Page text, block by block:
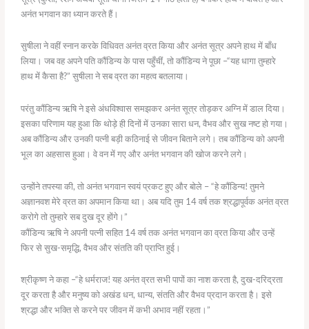
अनंत भगवान का ध्यान करते हैं।
सुषीला ने वहीं स्नान करके विधिवत अनंत व्रत किया और अनंत सूत्र अपने हाथ में बाँध
लिया। जब वह अपने पति कौंडिन्य के पास पहुँचीं, तो कौंडिन्य ने पूछा –“यह धागा तुम्हारे
हाथ में कैसा है?” सुषीला ने सब व्रत का महत्व बतलाया।
परंतु कौंडिन्य ऋषि ने इसे अंधविश्वास समझकर अनंत सूत्र तोड़कर अग्नि में डाल दिया।
इसका परिणाम यह हुआ कि थोड़े ही दिनों में उनका सारा धन, वैभव और सुख नष्ट हो गया।
अब कौंडिन्य और उनकी पत्नी बड़ी कठिनाई से जीवन बिताने लगे। तब कौंडिन्य को अपनी
भूल का अहसास हुआ। वे वन में गए और अनंत भगवान की खोज करने लगे।
उन्होंने तपस्या की, तो अनंत भगवान स्वयं प्रकट हुए और बोले – “हे कौंडिन्य! तुमने
अज्ञानवश मेरे व्रत का अपमान किया था। अब यदि तुम 14 वर्ष तक श्रद्धापूर्वक अनंत व्रत
करोगे तो तुम्हारे सब दुख दूर होंगे।”
कौंडिन्य ऋषि ने अपनी पत्नी सहित 14 वर्ष तक अनंत भगवान का व्रत किया और उन्हें
फिर से सुख-समृद्धि, वैभव और संतति की प्राप्ति हुई।
श्रीकृष्ण ने कहा –“हे धर्मराज! यह अनंत व्रत सभी पापों का नाश करता है, दुख-दरिद्रता
दूर करता है और मनुष्य को अखंड धन, धान्य, संतति और वैभव प्रदान करता है। इसे
श्रद्धा और भक्ति से करने पर जीवन में कभी अभाव नहीं रहता।”